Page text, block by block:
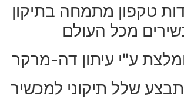
טקפון מתמחה בתיקון
מכל העולם
ע"י עיתון דה-מרקר
שלל תיקוני למכשיר